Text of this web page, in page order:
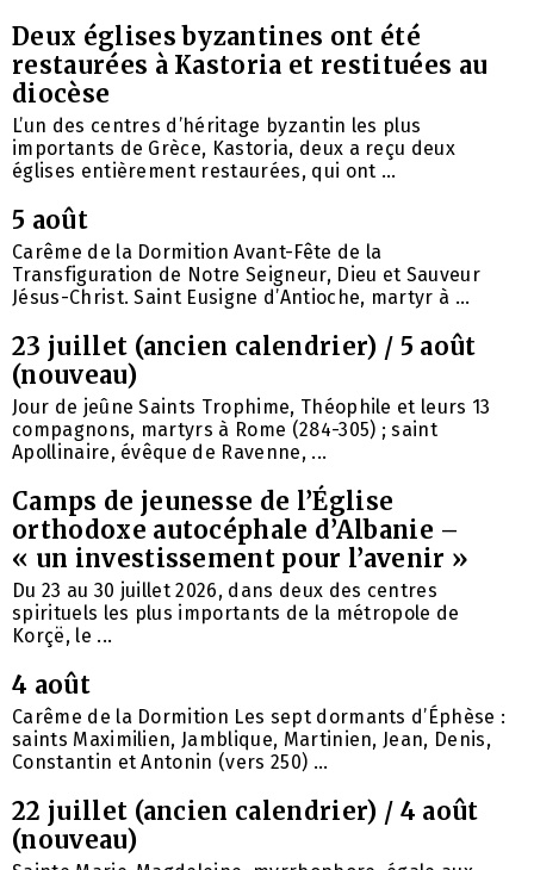
Deux églises byzantines ont été
restaurées à Kastoria et restituées au
diocèse
L’un des centres d’héritage byzantin les plus
importants de Grèce, Kastoria, deux a reçu deux
églises entièrement restaurées, qui ont ...
5 août
Carême de la Dormition Avant-Fête de la
Transfiguration de Notre Seigneur, Dieu et Sauveur
Jésus-Christ. Saint Eusigne d’Antioche, martyr à ...
23 juillet (ancien calendrier) / 5 août
(nouveau)
Jour de jeûne Saints Trophime, Théophile et leurs 13
compagnons, martyrs à Rome (284-305) ; saint
Apollinaire, évêque de Ravenne, ...
Camps de jeunesse de l’Église
orthodoxe autocéphale d’Albanie –
« un investissement pour l’avenir »
Du 23 au 30 juillet 2026, dans deux des centres
spirituels les plus importants de la métropole de
Korçë, le ...
4 août
Carême de la Dormition Les sept dormants d’Éphèse :
saints Maximilien, Jamblique, Martinien, Jean, Denis,
Constantin et Antonin (vers 250) ...
22 juillet (ancien calendrier) / 4 août
(nouveau)